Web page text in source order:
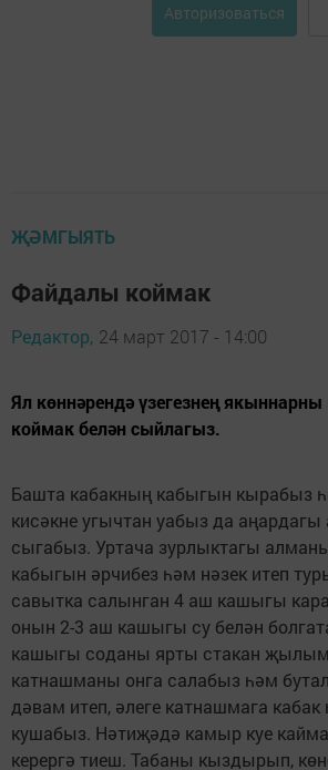
Авторизоваться
ҖӘМГЫЯТЬ
Файдалы коймак
Редактор, 24 март 2017 - 14:00
Ял көннәрендә үзегезнең
коймак белән сыйлагыз.
Башта кабакның кабыгын кырабыз
кисәкне угычтан уабыз да
сыгабыз. Уртача зурлыктагы
кабыгын әрчибез һәм нәзек итеп
савытка салынган 4 аш кашыгы
онын 2-3 аш кашыгы су белән
кашыгы соданы ярты стакан
катнашманы онга салабыз һәм
дәвам итеп, әлеге катнашмага
кушабыз. Нәтиҗәдә камыр куе
керергә тиеш. Табаны кыздырып,